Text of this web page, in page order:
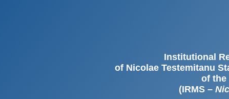
Institutional
of Nicolae Testemitanu
of the
(IRMS –